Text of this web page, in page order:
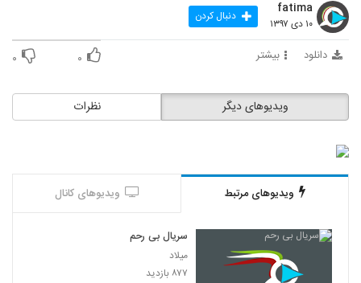
fatima
۱۰ دی ۱۳۹۷ دنبال کردن
دانلود بیشتر ۰ ۰
نظرات ویدیوهای دیگر
ویدیوهای مرتبط ویدیوهای کانال
سریال بی رحم
میلاد
۸۷۷ بازدید